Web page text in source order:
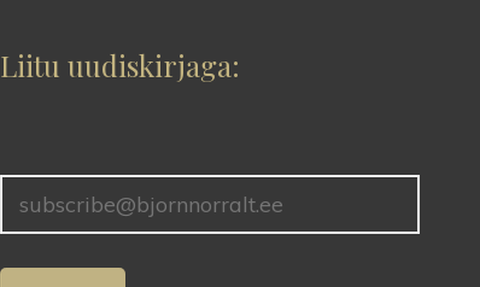
Liitu uudiskirjaga: